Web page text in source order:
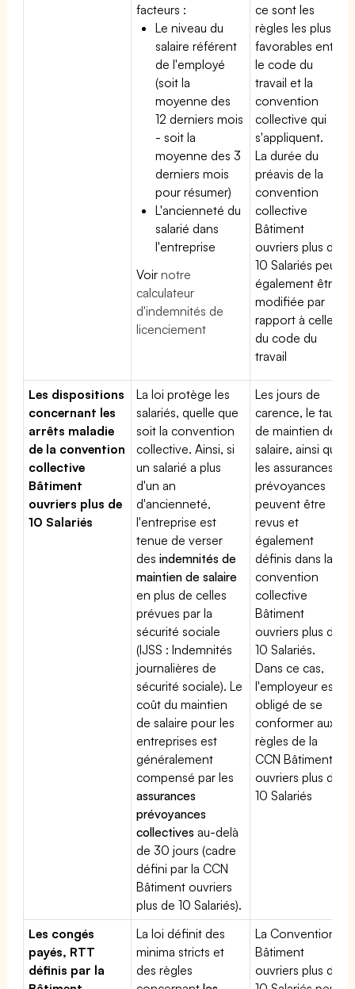
facteurs :
Le niveau du
salaire référent
de l'employé
(soit la
moyenne des
12 derniers mois
- soit la
moyenne des 3
derniers mois
pour résumer)
L'ancienneté du
salarié dans
l'entreprise
Voirnotre
calculateur
d'indemnités de
licenciement
ce sont les
règles les plus
favorables entre
le code du
travail et la
convention
collective qui
s'appliquent.
La durée du
préavis de la
convention
collective
Bâtiment
ouvriers plus de
10 Salariés peut
également être
modifiée par
rapport à celle
du code du
travail
Les dispositions
concernant les
arrêts maladie
de la convention
collective
Bâtiment
ouvriers plus de
10 Salariés
La loi protège les
salariés, quelle que
soit la convention
collective. Ainsi, si
un salarié a plus
d'un an
d'ancienneté,
l'entreprise est
tenue de verser
desindemnités de
maintien de salaire
en plus de celles
prévues par la
sécurité sociale
(IJSS : Indemnités
journalières de
sécurité sociale). Le
coût du maintien
de salaire pour les
entreprises est
généralement
compensé par les
assurances
prévoyances
collectives au-delà
de 30 jours (cadre
défini par la CCN
Bâtiment ouvriers
plus de 10 Salariés).
Les jours de
carence, le taux
de maintien de
salaire, ainsi que
les assurances
prévoyances
peuvent être
revus et
également
définis dans la
convention
collective
Bâtiment
ouvriers plus de
10 Salariés.
Dans ce cas,
l'employeur est
obligé de se
conformer aux
règles de la
CCN Bâtiment
ouvriers plus de
10 Salariés
Les congés
payés, RTT
définis par la
La loi définit des
minima stricts et
des règles
La Convention
Bâtiment
ouvriers plus de